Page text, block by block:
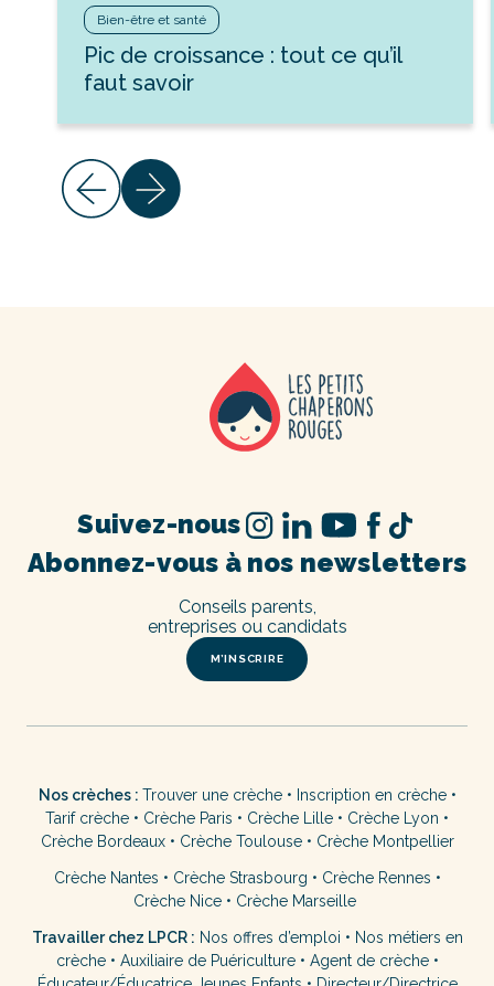
Bien-être et santé
Pic de croissance : tout ce qu’il
faut savoir
Abonnez-vous à nos newsletters
M’INSCRIRE
Conseils parents,
entreprises ou candidats
Suivez-nous
Nos crèches : Trouver une crèche• Inscription en crèche•
Tarif crèche • Crèche Paris • Crèche Lille • Crèche Lyon •
Crèche Bordeaux• Crèche Toulouse• Crèche Montpellier
Crèche Nantes • Crèche Strasbourg • Crèche Rennes •
Crèche Nice • Crèche Marseille
Travailler chez LPCR : Nos offres d’emploi • Nos métiers en
crèche• Auxiliaire de Puériculture• Agent de crèche•